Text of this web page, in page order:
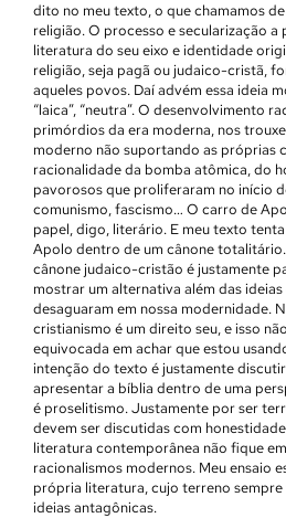
dito no meu texto, o que chamamos
religião. O processo e secularização
literatura do seu eixo e identidade
religião, seja pagã ou judaico-cristã,
aqueles povos. Daí advém essa ideia
“laica”, “neutra”. O desenvolvimento
primórdios da era moderna, nos
moderno não suportando as próprias
racionalidade da bomba atômica, do
pavorosos que proliferaram no início
comunismo, fascismo… O carro de
papel, digo, literário. E meu texto
Apolo dentro de um cânone
cânone judaico-cristão é justamente
mostrar um alternativa além das
desaguaram em nossa modernidade.
cristianismo é um direito seu, e isso
equivocada em achar que estou
intenção do texto é justamente
apresentar a bíblia dentro de uma
é proselitismo. Justamente por ser
devem ser discutidas com
literatura contemporânea não fique
racionalismos modernos. Meu ensaio
própria literatura, cujo terreno
ideias antagônicas.